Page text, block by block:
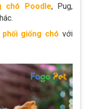
chó Poodle, Pug,
giống chó với